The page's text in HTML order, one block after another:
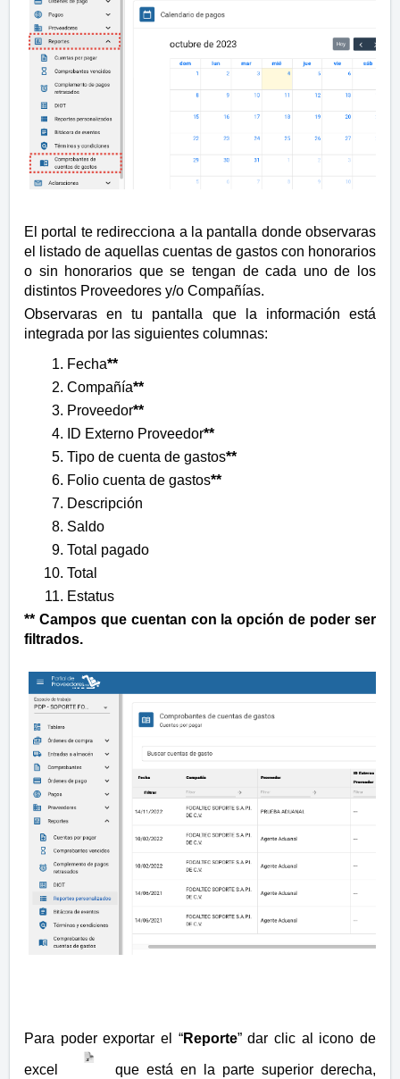
El portal te redirecciona a la pantalla donde observaras
el listado de aquellas cuentas de gastos con honorarios
o sin honorarios que se tengan de cada uno de los
distintos Proveedores y/o Compañías.
Observaras en tu pantalla que la información está
integrada por las siguientes columnas:
Fecha**
Compañía**
Proveedor**
ID Externo Proveedor**
Tipo de cuenta de gastos**
Folio cuenta de gastos**
Descripción
Saldo
Total pagado
Total
Estatus
** Campos que cuentan con la opción de poder ser
filtrados.
Para poder exportar el “Reporte” dar clic al icono de
excel
que está en la parte superior derecha,